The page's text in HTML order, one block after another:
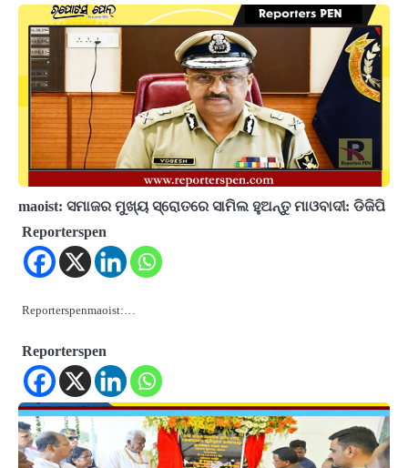
maoist: ସମାଜର ମୁଖ୍ୟ ସ୍ରୋତରେ ସାମିଲ ହୁଅନ୍ତୁ ମାଓବାଦୀ: ଡିଜିପି
Reporterspen
Reporterspenmaoist:…
Reporterspen